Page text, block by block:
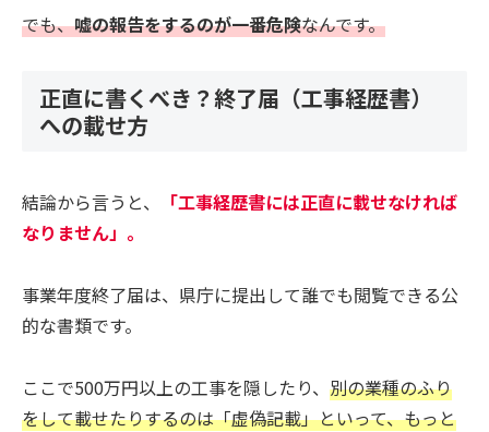
でも、嘘の報告をするのが一番危険なんです。
正直に書くべき？終了届（工事経歴書）
への載せ方
結論から言うと、
「工事経歴書には正直に載せなければ
なりません」 。
事業年度終了届は、県庁に提出して誰でも閲覧できる公
的な書類です。
ここで500万円以上の工事を隠したり、 別の業種のふり
をして載せたりするのは「虚偽記載」といって、もっと